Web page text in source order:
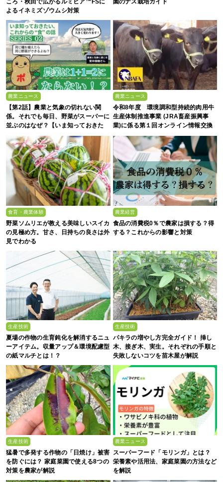
ころ・秋田で広がるルミビア™FSに
よるイネミズゾウムシ対策
園のナス栽培ガイド
農業ニュース
【第2話】農業と気象の切れない関
係。それでも毎日、野菜がスーパーに
並ぶのはなぜ？【いま知っておきた
い、これからの”食”の話】
農業ニュース
令和8年度 環境調和型持続的肉用牛
生産体制推進事業 (JRA畜産振興事
業)に係る第１回オンライン情報交換
会
食育・農業体験
野菜ソムリエが教える美味しいスイカ
の見極め方。甘さ、日持ちの良さは外
見でわかる
農業経営
食品の消費税0％で農家は損する？得
する？これからの影響と対策
生産技術
夏場の作物の生育鈍化を解消するニュ
ーアイテム。収量アップ＆環境配慮型
の紙マルチとは！？
生産技術
パキラの増やし方完全ガイド！ 挿し
木、接ぎ木、実生。それぞれの手順と
失敗しないコツを苗木屋が解説
生産技術
猛暑で多発する作物の「日焼け」被害
を防ぐには？ 家庭菜園で使える8つの
対策を農家が解説
農業ニュース
スーパーフード「モリンガ」とは？
栄養素や活用法、家庭菜園の方法など
を解説